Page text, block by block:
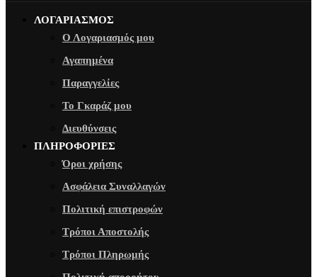
ΛΟΓΑΡΙΑΣΜΟΣ
Ο Λογαριασμός μου
Αγαπημένα
Παραγγελίες
Το Γκαράζ μου
Διευθύνσεις
ΠΛΗΡΟΦΟΡΙΕΣ
Όροι χρήσης
Ασφάλεια Συναλλαγών
Πολιτική επιστροφών
Τρόποι Αποστολής
Τρόποι Πληρωμής